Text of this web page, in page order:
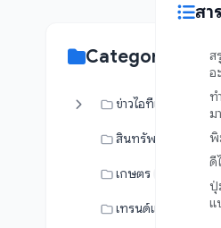
Categories
ข่าวไอทีและเทคโนโ
สินทรัพย์ดิจิทัล (0)
เกษตร
เทรนด์และแกดเจ็ต
ส
ส
อ
ท
ม
พิ
ดี
ปุ่
แ